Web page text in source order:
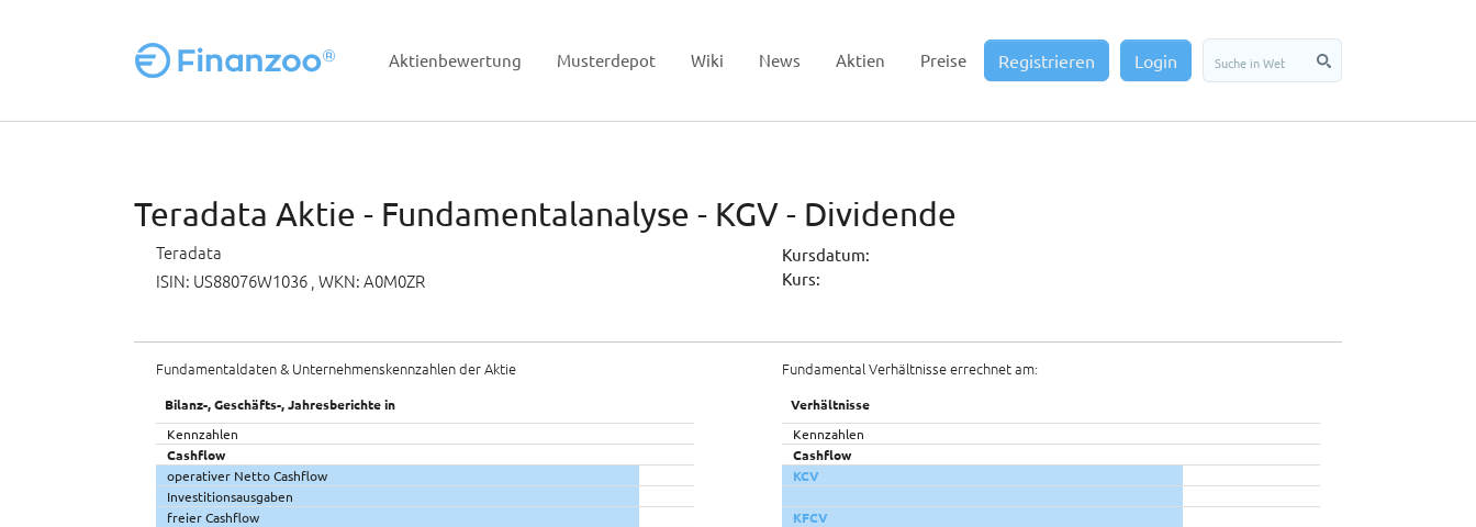
Aktienbewertung Musterdepot Wiki News Aktien Preise Registrieren Login
Teradata Aktie - Fundamentalanalyse - KGV - Dividende
Teradata
ISIN: US88076W1036 , WKN: A0M0ZR
Kursdatum:
Kurs:
Fundamentaldaten & Unternehmenskennzahlen der Aktie
Bilanz-, Geschäfts-, Jahresberichte in
Kennzahlen
Cashflow
operativer Netto Cashflow
Investitionsausgaben
freier Cashflow
Fundamental Verhältnisse errechnet am:
Verhältnisse
Kennzahlen
Cashflow
KCV
KFCV